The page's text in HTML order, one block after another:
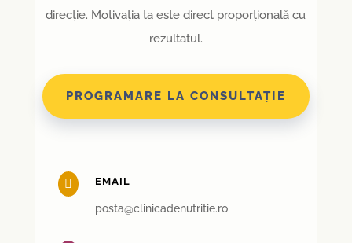
direcție. Motivația ta este direct proporțională cu
rezultatul.
PROGRAMARE LA CONSULTAȚIE
 EMAIL
posta@clinicadenutritie.ro